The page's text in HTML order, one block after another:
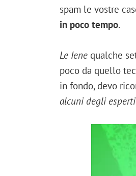
spam le vostre
in poco tempo.
Le Iene qualche
poco da quello
in fondo, devo
alcuni degli